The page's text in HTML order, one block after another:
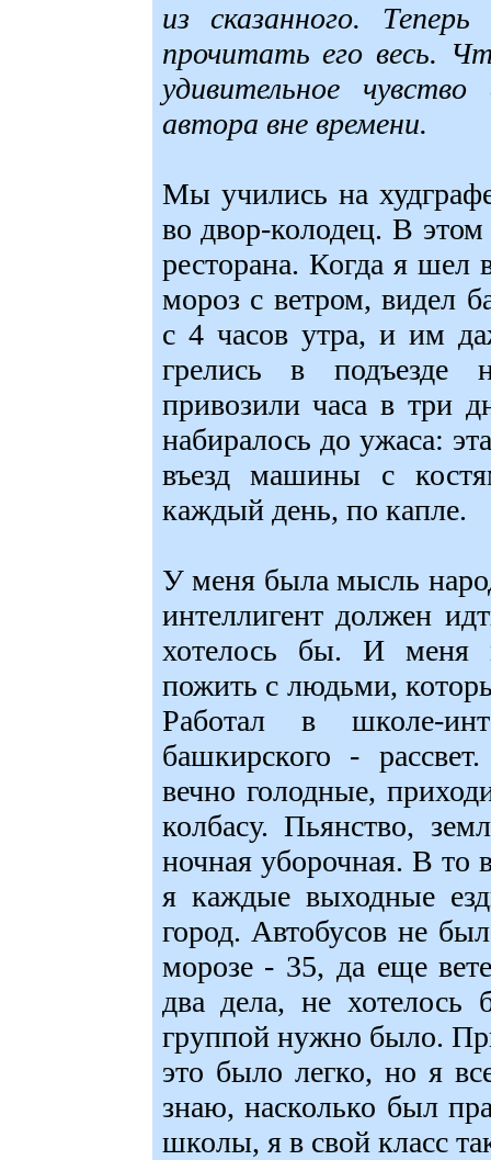
из сказанного.
прочитать его весь.
удивительное
автора вне времени.
Мы учились на
во двор-колодец. В этом
ресторана. Когда я шел
мороз с ветром, видел
с 4 часов утра, и им
грелись в подъезде
привозили часа в три
набиралось до ужаса:
въезд машины с
каждый день, по капле.
У меня была мысль
интеллигент должен
хотелось бы. И меня
пожить с людьми,
Работал в школе-
башкирского -
вечно голодные,
колбасу. Пьянство,
ночная уборочная. В
я каждые выходные
город. Автобусов не
морозе - 35, да еще
два дела, не хотелось
группой нужно было.
это было легко, но я
знаю, насколько был
школы, я в свой класс